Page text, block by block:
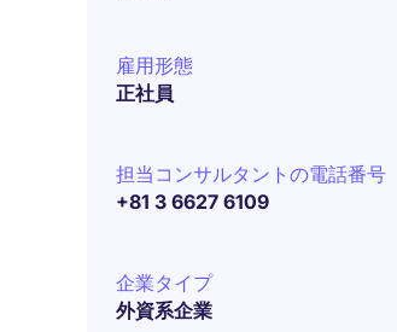
雇用形態
正社員
担当コンサルタントの電話番号
+81 3 6627 6109
企業タイプ
外資系企業